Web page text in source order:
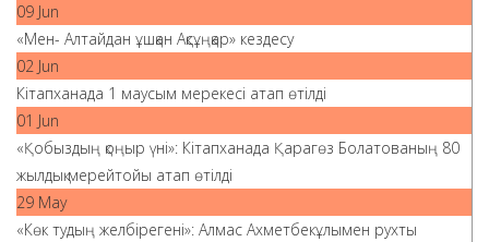
09 Jun
«Мен- Алтайдан ұшқан Ақсұңқар» кездесу
02 Jun
Кітапханада 1 маусым мерекесі атап өтілді
01 Jun
«Қобыздың қоңыр үні»: Кітапханада Қарагөз Болатованың 80
жылдық мерейтойы атап өтілді
29 May
«Көк тудың желбірегені»: Алмас Ахметбекұлымен рухты